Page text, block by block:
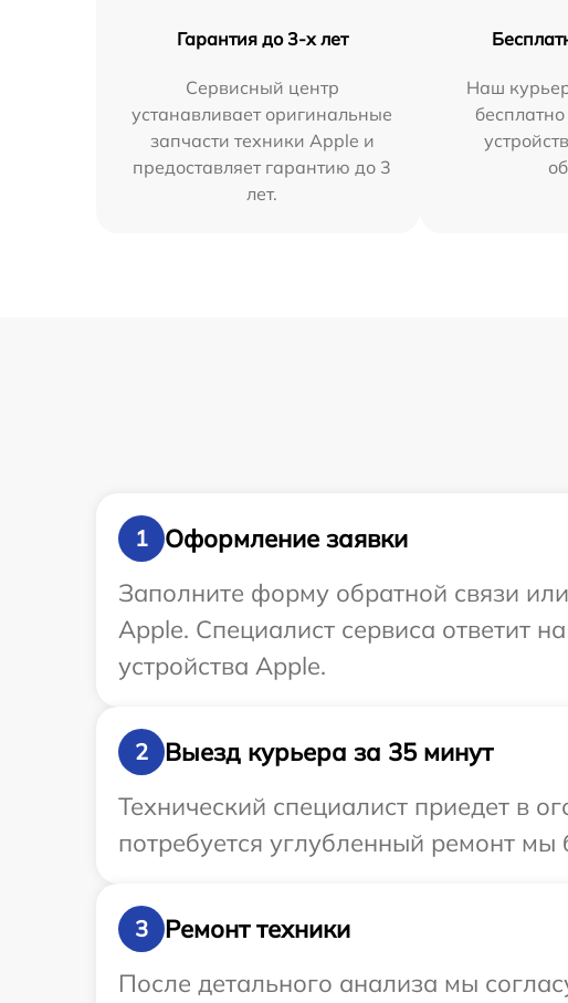
Гарантия до 3-х лет
Сервисный центр
устанавливает оригинальные
запчасти техники Apple и
предоставляет гарантию до 3
лет.
Наш
1
Оформление заявки
Заполните форму обратной связи
Apple. Специалист сервиса ответит
устройства Apple.
2
Выезд курьера за 35 минут
Технический специалист приедет в
потребуется углубленный ремонт мы
3
Ремонт техники
После детального анализа мы